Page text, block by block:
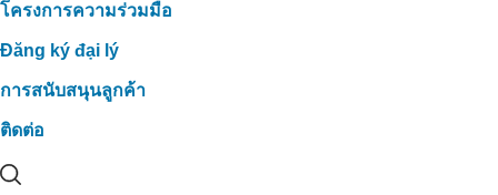
โครงการความร่วมมือ
Đăng ký đại lý
การสนับสนุนลูกค้า
ติดต่อ